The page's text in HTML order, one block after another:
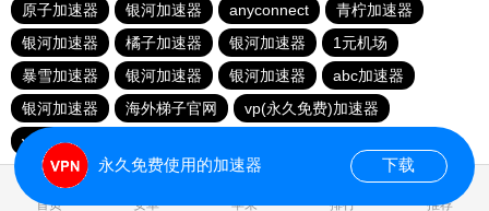
原子加速器
银河加速器 anyconnect
青柠加速器
银河加速器
橘子加速器 银河加速器
1元机场
暴雪加速器
银河加速器 银河加速器
abc加速器
银河加速器
海外梯子官网
vp(永久免费)加速器
vp(永久免费)加速器
首页 安卓 苹果 排行 推荐
永久免费使用的加速器 下载
1.002462s